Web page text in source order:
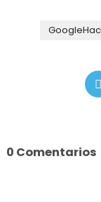
0 Comentarios